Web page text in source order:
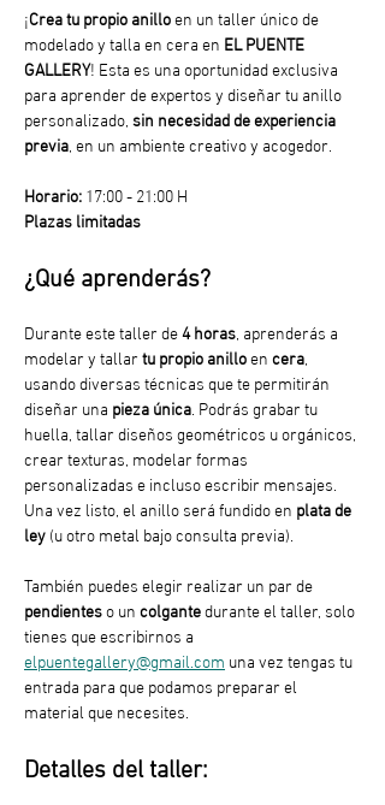
¡Crea tu propio anillo en un taller único de
modelado y talla en cera en EL PUENTE
GALLERY! Esta es una oportunidad exclusiva
para aprender de expertos y diseñar tu anillo
personalizado, sin necesidad de experiencia
previa, en un ambiente creativo y acogedor.
Horario: 17:00 - 21:00 H
Plazas limitadas
¿Qué aprenderás?
Durante este taller de 4 horas, aprenderás a
modelar y tallar tu propio anillo en cera,
usando diversas técnicas que te permitirán
diseñar una pieza única. Podrás grabar tu
huella, tallar diseños geométricos u orgánicos,
crear texturas, modelar formas
personalizadas e incluso escribir mensajes.
Una vez listo, el anillo será fundido en plata de
ley (u otro metal bajo consulta previa).
También puedes elegir realizar un par de
pendientes o un colgante durante el taller, solo
tienes que escribirnos a
elpuentegallery@gmail.com una vez tengas tu
entrada para que podamos preparar el
material que necesites.
Detalles del taller: